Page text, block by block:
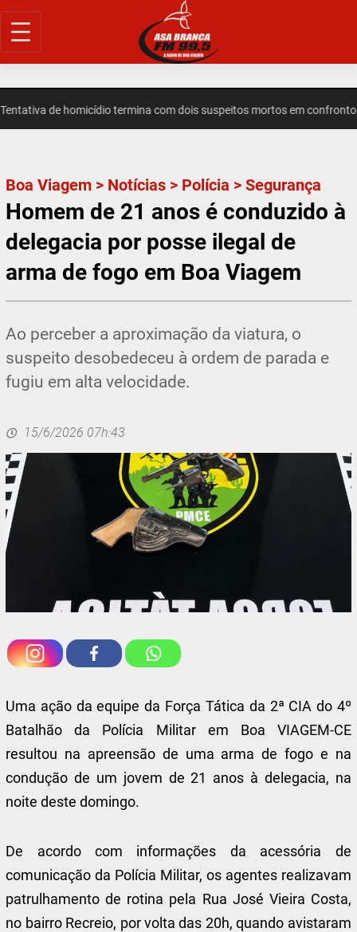
Pular
para
de homicídio termina com dois suspeitos mortos em confronto
Boa Viagem > Notícias > Polícia >Segurança
Homem de 21 anos é conduzido à
delegacia por posse ilegal de
arma de fogo em Boa Viagem
Ao perceber a aproximação da viatura, o
suspeito desobedeceu à ordem de parada e
fugiu em alta velocidade.
15/6/2026 07h:43
Uma ação da equipe da Força Tática da 2ª CIA do 4º
Batalhão da Polícia Militar em Boa VIAGEM-CE
resultou na apreensão de uma arma de fogo e na
condução de um jovem de 21 anos à delegacia, na
noite deste domingo.
De acordo com informações da acessória de
comunicação da Polícia Militar, os agentes realizavam
patrulhamento de rotina pela Rua José Vieira Costa,
no bairro Recreio, por volta das 20h, quando avistaram